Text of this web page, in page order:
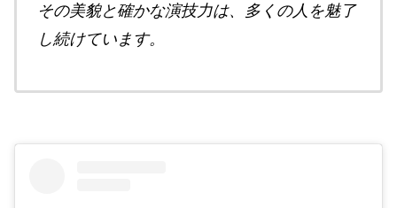
その美貌と確かな演技力は、多くの人を魅了
し続けています。